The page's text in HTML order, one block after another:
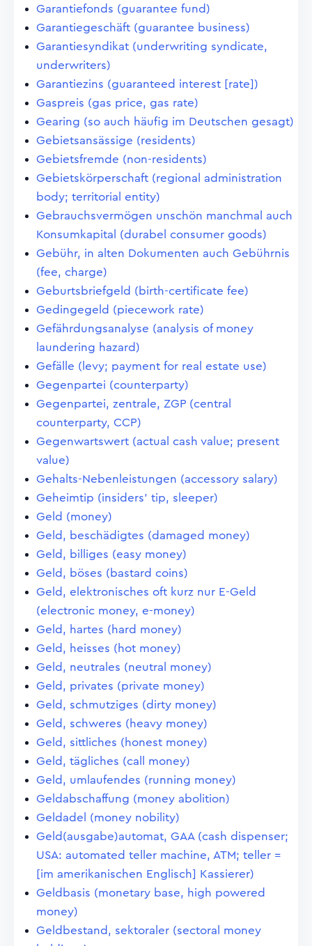
Garantiefonds (guarantee fund)
Garantiegeschäft (guarantee business)
Garantiesyndikat (underwriting syndicate,
underwriters)
Garantiezins (guaranteed interest [rate])
Gaspreis (gas price, gas rate)
Gearing (so auch häufig im Deutschen gesagt)
Gebietsansässige (residents)
Gebietsfremde (non-residents)
Gebietskörperschaft (regional administration
body; territorial entity)
Gebrauchsvermögen unschön manchmal auch
Konsumkapital (durabel consumer goods)
Gebühr, in alten Dokumenten auch Gebührnis
(fee, charge)
Geburtsbriefgeld (birth-certificate fee)
Gedingegeld (piecework rate)
Gefährdungsanalyse (analysis of money
laundering hazard)
Gefälle (levy; payment for real estate use)
Gegenpartei (counterparty)
Gegenpartei, zentrale, ZGP (central
counterparty, CCP)
Gegenwartswert (actual cash value; present
value)
Gehalts-Nebenleistungen (accessory salary)
Geheimtip (insiders' tip, sleeper)
Geld (money)
Geld, beschädigtes (damaged money)
Geld, billiges (easy money)
Geld, böses (bastard coins)
Geld, elektronisches oft kurz nur E-Geld
(electronic money, e-money)
Geld, hartes (hard money)
Geld, heisses (hot money)
Geld, neutrales (neutral money)
Geld, privates (private money)
Geld, schmutziges (dirty money)
Geld, schweres (heavy money)
Geld, sittliches (honest money)
Geld, tägliches (call money)
Geld, umlaufendes (running money)
Geldabschaffung (money abolition)
Geldadel (money nobility)
Geld(ausgabe)automat, GAA (cash dispenser;
USA: automated teller machine, ATM; teller =
[im amerikanischen Englisch] Kassierer)
Geldbasis (monetary base, high powered
money)
Geldbestand, sektoraler (sectoral money